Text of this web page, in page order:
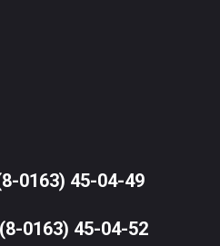
0163) 45-04-49
(8-0163) 45-04-52